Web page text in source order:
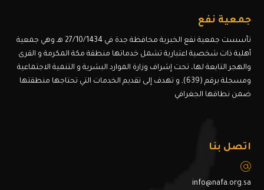
جمعية نفع
تأسست جمعية نفع الخبرية محافظة جدة في 27/10/1434 هـ وهي جمعية
أهلية ذات شخصية اعتبارية تشمل خدماتها منطقة مكة المكرمة و القرى
والهجر التابعة لها، تحت إشراف وزارة الموارد البشرية و التنمية الاجتماعية
ومسجلة برقم (639), و تهدف إلى تقديم الخدمات التي تحتاجها منطقتها
ضمن نطاقها الجغرافي
اتصل بنا
info@nafa.org.sa